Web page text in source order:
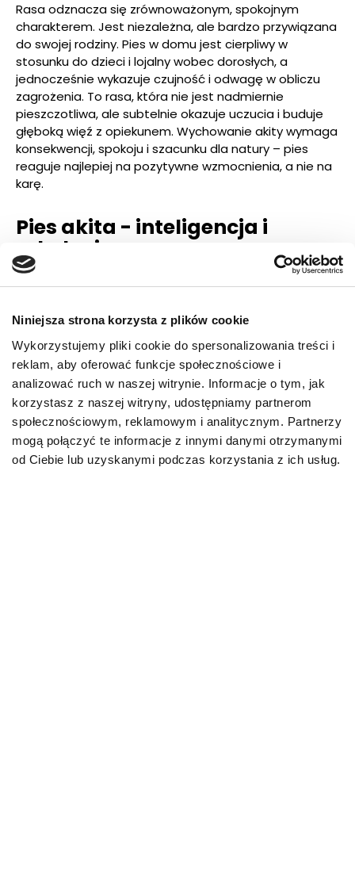
Niniejsza strona korzysta z plików cookie
Wykorzystujemy pliki cookie do spersonalizowania treści i
reklam, aby oferować funkcje społecznościowe i
analizować ruch w naszej witrynie. Informacje o tym, jak
korzystasz z naszej witryny, udostępniamy partnerom
społecznościowym, reklamowym i analitycznym. Partnerzy
mogą połączyć te informacje z innymi danymi otrzymanymi
od Ciebie lub uzyskanymi podczas korzystania z ich usług.
Rasa odznacza się zrównoważonym, spokojnym
charakterem. Jest niezależna, ale bardzo przywiązana
do swojej rodziny. Pies w domu jest cierpliwy w
stosunku do dzieci i lojalny wobec dorosłych, a
jednocześnie wykazuje czujność i odwagę w obliczu
zagrożenia. To rasa, która nie jest nadmiernie
pieszczotliwa, ale subtelnie okazuje uczucia i buduje
głęboką więź z opiekunem. Wychowanie akity wymaga
konsekwencji, spokoju i szacunku dla natury – pies
reaguje najlepiej na pozytywne wzmocnienia, a nie na
karę.
Pies akita - inteligencja i
szkolenie rasy
Akity są bardzo inteligentne i szybko uczą się nowych
systematycznego podejścia. Szkolenie oparte na
Wczesna socjalizacja jest kluczowa – pozwala akicie
funkcjonować spokojnie w kontaktach z innymi psami i
ludźmi.
Wychowanie i potrzeby
ruchowe